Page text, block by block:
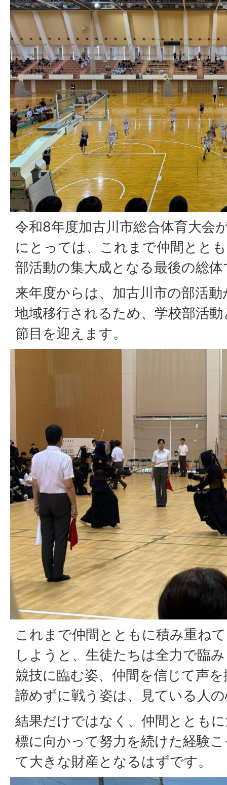
令和8年度加古川市総合体育大会
にとっては、これまで仲間とと
部活動の集大成となる最後の総
来年度からは、加古川市の部活
地域移行されるため、学校部活
節目を迎えます。
これまで仲間とともに積み重ね
しようと、生徒たちは全力で臨
競技に臨む姿、仲間を信じて声
諦めずに戦う姿は、見ている人
結果だけではなく、仲間ととも
標に向かって努力を続けた経験
て大きな財産となるはずです。